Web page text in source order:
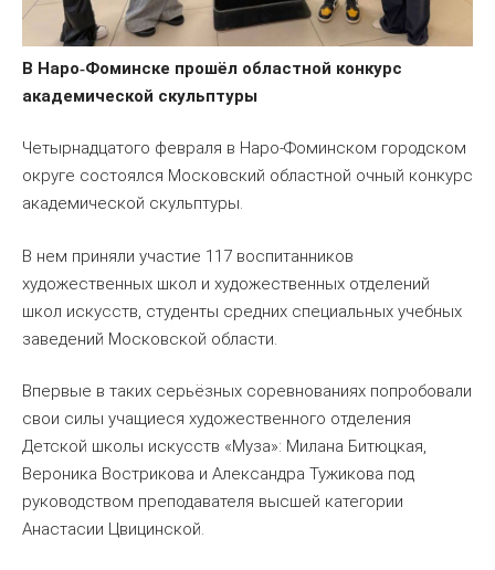
В Наро‑Фоминске прошёл областной конкурс
академической скульптуры
Четырнадцатого февраля в Наро-Фоминском городском
округе состоялся Московский областной очный конкурс
академической скульптуры.
В нем приняли участие 117 воспитанников
художественных школ и художественных отделений
школ искусств, студенты средних специальных учебных
заведений Московской области.
Впервые в таких серьёзных соревнованиях попробовали
свои силы учащиеся художественного отделения
Детской школы искусств «Муза»: Милана Битюцкая,
Вероника Вострикова и Александра Тужикова под
руководством преподавателя высшей категории
Анастасии Цвицинской.